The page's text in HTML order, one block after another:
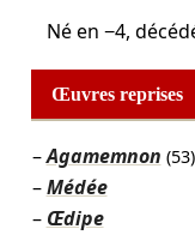
Né en −4,
Œuvres reprises
Agamemnon (53)
Médée
Œdipe